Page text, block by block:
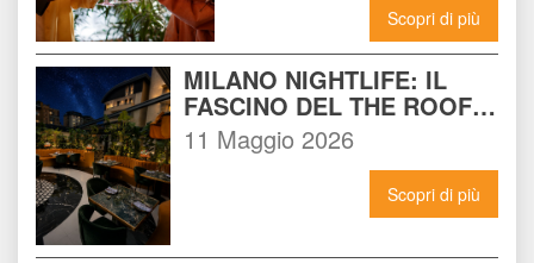
Scopri di più
MILANO NIGHTLIFE: IL
FASCINO DEL THE ROOF
14 INCONTRA L'ENERGIA
DEL NOMAD
11 Maggio 2026
Scopri di più